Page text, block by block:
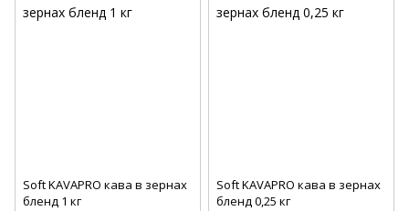
Soft KAVAPRO кава в зернах
бленд 1 кг
Soft KAVAPRO кава в зернах
бленд 0,25 кг